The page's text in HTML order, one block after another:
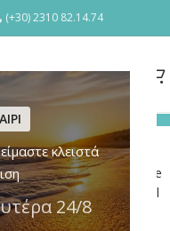
κλειστά
24/8
(+30) 2310 82.14.74
in Italy.
of customization on the
the technical and material